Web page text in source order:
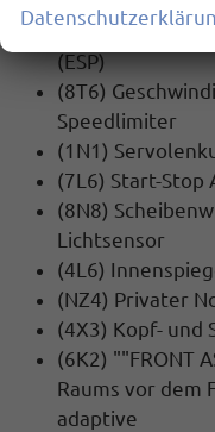
(1AS)
(ESP)
(8T6)
Speedlimiter
(1N1)
(7L6) Start-Stop
(8N8)
Lichtsensor
(4L6)
(NZ4) Privater
(4X3) Kopf- und
(6K2) ""FRONT
Raums vor dem
adaptive